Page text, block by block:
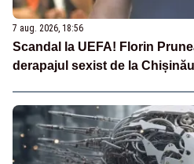
7 aug. 2026, 18:56
Scandal la UEFA! Florin
derapajul sexist de la Chișinău